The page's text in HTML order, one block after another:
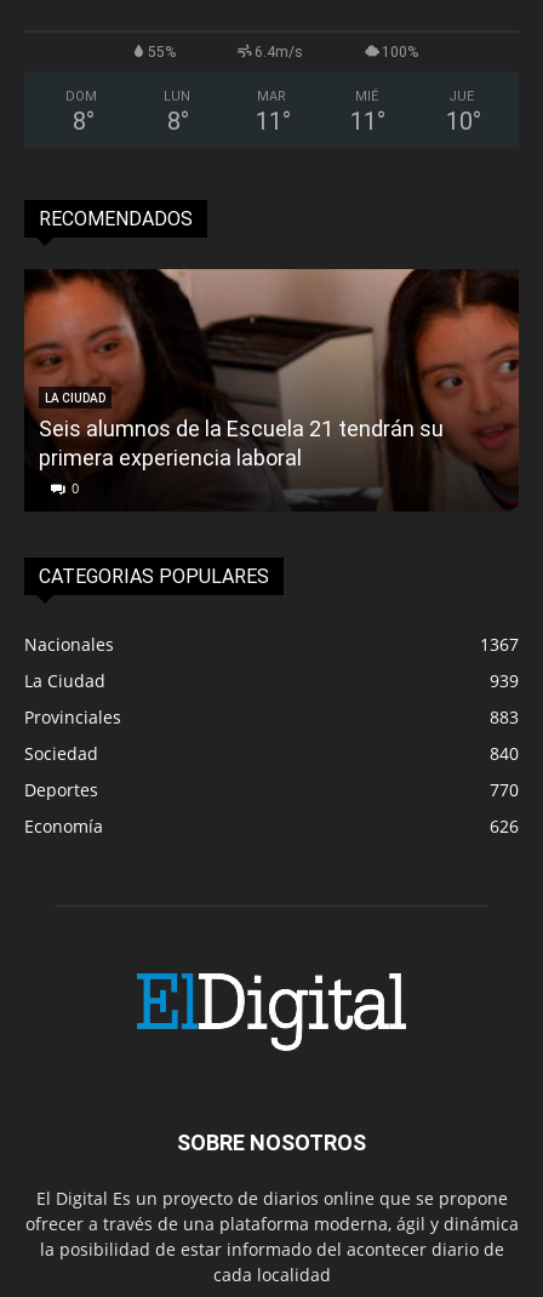
55% 6.4m/s 100%
DOM
8°
LUN
8°
MAR
11 °
MIÉ
11 °
JUE
10°
RECOMENDADOS
LA CIUDAD
Seis alumnos de la Escuela 21 tendrán su
primera experiencia laboral
0
CATEGORIAS POPULARES
Nacionales
1367
La Ciudad
939
Provinciales
883
Sociedad
840
Deportes
770
Economía
626
SOBRE NOSOTROS
El Digital Es un proyecto de diarios online que se propone
ofrecer a través de una plataforma moderna, ágil y dinámica
la posibilidad de estar informado del acontecer diario de
cada localidad